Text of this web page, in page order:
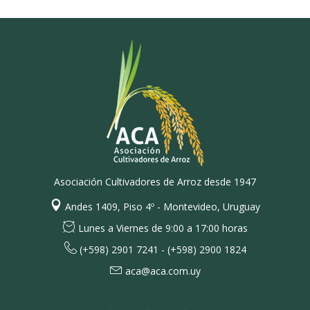
Asociación Cultivadores de Arroz desde 1947
Andes 1409, Piso 4º - Montevideo, Uruguay
Lunes a Viernes de 9:00 a 17:00 horas
(+598) 2901 7241 - (+598) 2900 1824
aca@aca.com.uy